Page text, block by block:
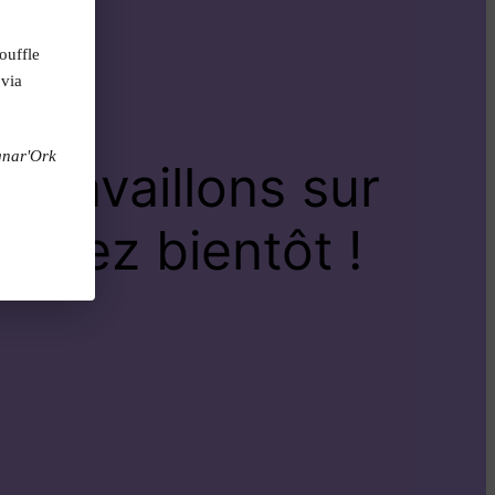
travaillons sur
bientôt !